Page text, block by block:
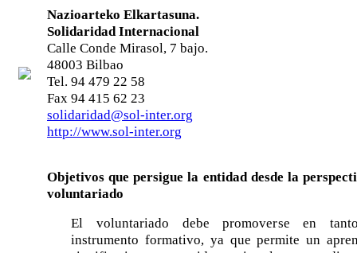
Nazioarteko Elkartasuna.
Solidaridad Internacional
Calle Conde Mirasol, 7 bajo.
48003 Bilbao
Tel. 94 479 22 58
Fax 94 415 62 23
solidaridad@sol-inter.org
http://www.sol-inter.org
Objetivos que persigue la entidad desde la
voluntariado
El voluntariado debe promoverse en
instrumento formativo, ya que permite un